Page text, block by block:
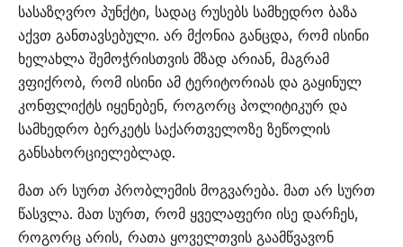
სასაზღვრო პუნქტი, სადაც რუსებს სამხედრო ბაზა
აქვთ განთავსებული. არ მქონია განცდა, რომ ისინი
ხელახლა შემოჭრისთვის მზად არიან, მაგრამ
ვფიქრობ, რომ ისინი ამ ტერიტორიას და გაყინულ
კონფლიქტს იყენებენ, როგორც პოლიტიკურ და
სამხედრო ბერკეტს საქართველოზე ზეწოლის
განსახორციელებლად.
მათ არ სურთ პრობლემის მოგვარება. მათ არ სურთ
წასვლა. მათ სურთ, რომ ყველაფერი ისე დარჩეს,
როგორც არის, რათა ყოველთვის გაამწვავონ